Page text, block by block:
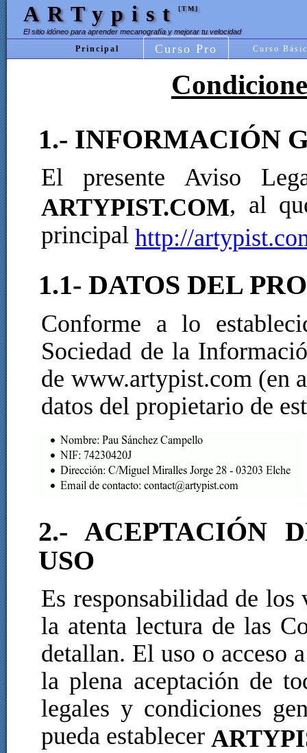
ARTypist [TM]
El sitio idóneo para aprender mecanografía y mejorar tu velocidad
Principal Curso Pro Curso
1.- INFORMACIÓN
El presente Aviso
ARTYPIST.COM, al
principalhttp://
1.1- DATOS DEL
Conforme a lo
Sociedad de la
de www.artypist.com (en
datos del propietario de
2.- ACEPTACIÓN
USO
Es responsabilidad de
la atenta lectura de las
detallan. El uso o acceso
la plena aceptación de
legales y condiciones
pueda establecer